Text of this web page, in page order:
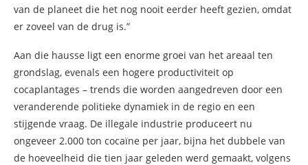
van de planeet die het nog nooit eerder heeft gezien, omdat
er zoveel van de drug is.”
Aan die hausse ligt een enorme groei van het areaal ten
grondslag, evenals een hogere productiviteit op
cocaplantages – trends die worden aangedreven door een
veranderende politieke dynamiek in de regio en een
stijgende vraag. De illegale industrie produceert nu
ongeveer 2.000 ton cocaïne per jaar, bijna het dubbele van
de hoeveelheid die tien jaar geleden werd gemaakt, volgens